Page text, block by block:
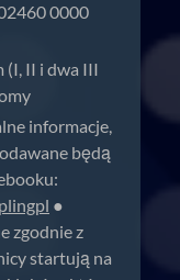
0000
(I, II i dwa III
informacje,
będą
●
zgodnie z
startują na